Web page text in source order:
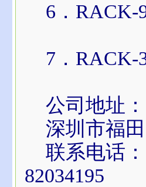
6．RACK-
7．RACK-
公司地址：
深圳市福田
联系电话：
82034195